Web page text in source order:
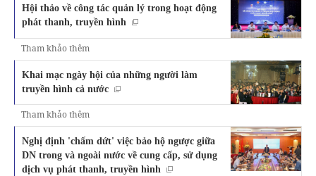
Hội thảo về công tác quản lý trong hoạt động
phát thanh, truyền hình
Tham khảo thêm
Khai mạc ngày hội của những người làm
truyền hình cả nước
Tham khảo thêm
Nghị định 'chấm dứt' việc bảo hộ ngược giữa
DN trong và ngoài nước về cung cấp, sử dụng
dịch vụ phát thanh, truyền hình